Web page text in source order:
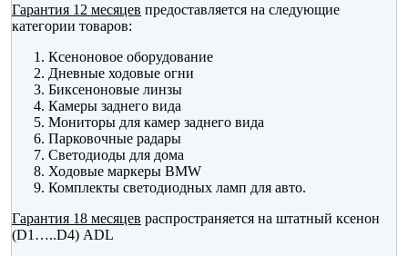
Гарантия 12 месяцев предоставляется на следующие
категории товаров:
Ксеноновое оборудование
Дневные ходовые огни
Биксеноновые линзы
Камеры заднего вида
Мониторы для камер заднего вида
Парковочные радары
Светодиоды для дома
Ходовые маркеры BMW
Комплекты светодиодных ламп для авто.
Гарантия 18 месяцев распространяется на штатный ксенон
(D1…..D4) ADL